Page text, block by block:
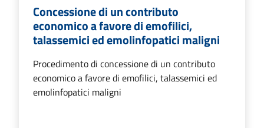
Concessione di un contributo
economico a favore di emofilici,
talassemici ed emolinfopatici maligni
Procedimento di concessione di un contributo
economico a favore di emofilici, talassemici ed
emolinfopatici maligni